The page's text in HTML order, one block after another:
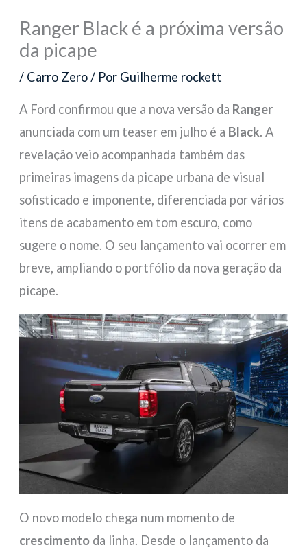
Ranger Black é a próxima versão
da picape
/ Carro Zero/ Por Guilherme rockett
A Ford confirmou que a nova versão da Ranger
anunciada com um teaser em julho é a Black. A
revelação veio acompanhada também das
primeiras imagens da picape urbana de visual
sofisticado e imponente, diferenciada por vários
itens de acabamento em tom escuro, como
sugere o nome. O seu lançamento vai ocorrer em
breve, ampliando o portfólio da nova geração da
picape.
O novo modelo chega num momento de
crescimento da linha. Desde o lançamento da